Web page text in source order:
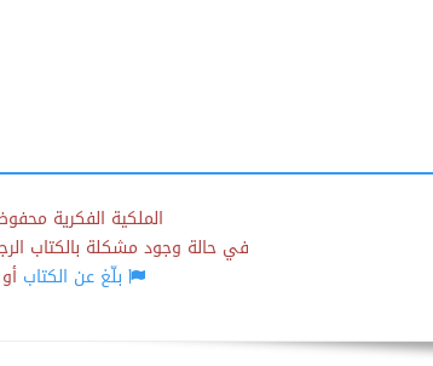
الملكية الفكرية
في حالة وجود مشكلة بالكتاب
بلّغ عن الكتاب